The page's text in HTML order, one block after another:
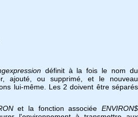
définit à la fois le nom du
ajouté, ou supprimé, et le nouveau
lui-même. Les 2 doivent être séparés
et la fonction associéeENVIRON$